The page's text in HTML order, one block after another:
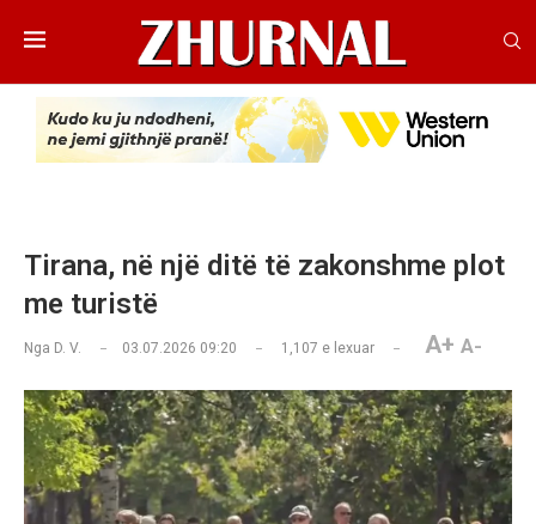
Tirana, në një ditë të zakonshme plot
me turistë
Nga D. V. 03.07.2026 09:20 1,107 e lexuar A+ A-